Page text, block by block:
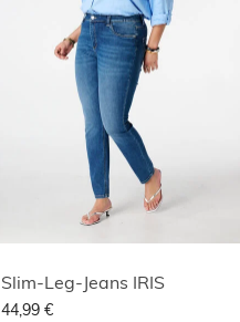
Slim-Leg-Jeans IRIS
44,99 €